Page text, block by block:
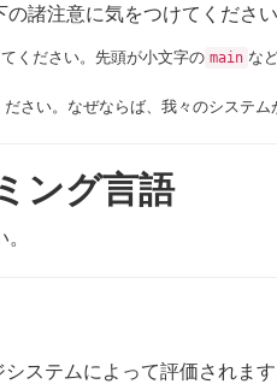
諸注意に気をつけてください
ください。先頭が小文字の main な
さい。なぜならば、我々のシステ
ング言語
ステムによって評価されま